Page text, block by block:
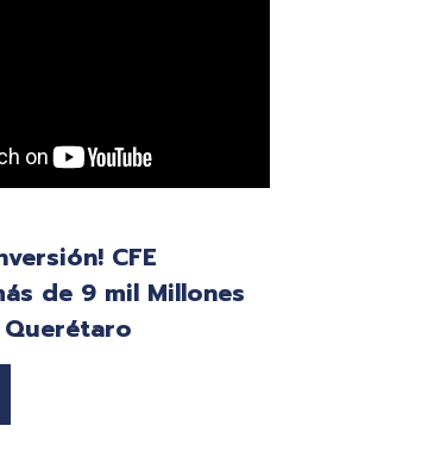
CFE
de 9 mil Millones